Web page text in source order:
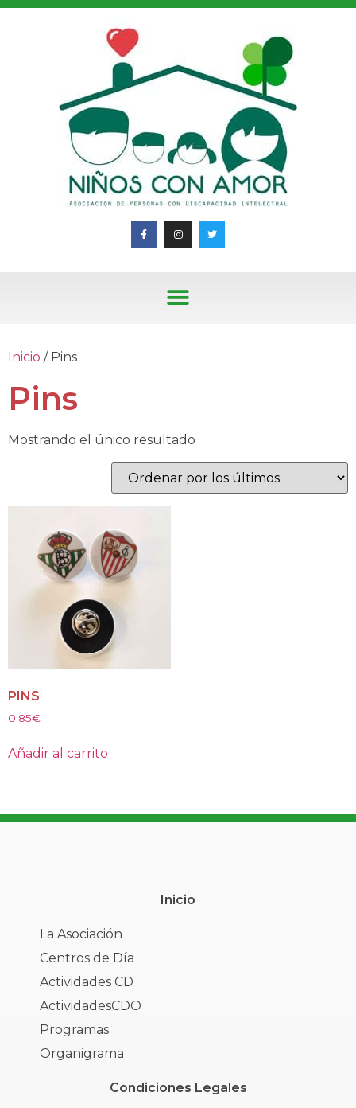
Inicio / Pins
Pins
Mostrando el único resultado
PINS
0.85€
Añadir al carrito
Inicio
La Asociación
Centros de Día
Actividades CD
ActividadesCDO
Programas
Organigrama
Condiciones Legales